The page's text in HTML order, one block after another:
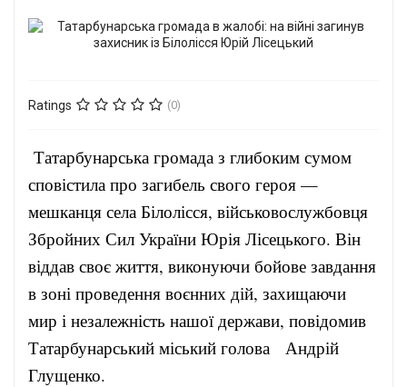
Ratings (0)
Татарбунарська громада з глибоким сумом
сповістила про загибель свого героя —
мешканця села Білолісся, військовослужбовця
Збройних Сил України Юрія Лісецького. Він
віддав своє життя, виконуючи бойове завдання
в зоні проведення воєнних дій, захищаючи
мир і незалежність нашої держави, повідомив
Татарбунарський міський голова Андрій
Глущенко.